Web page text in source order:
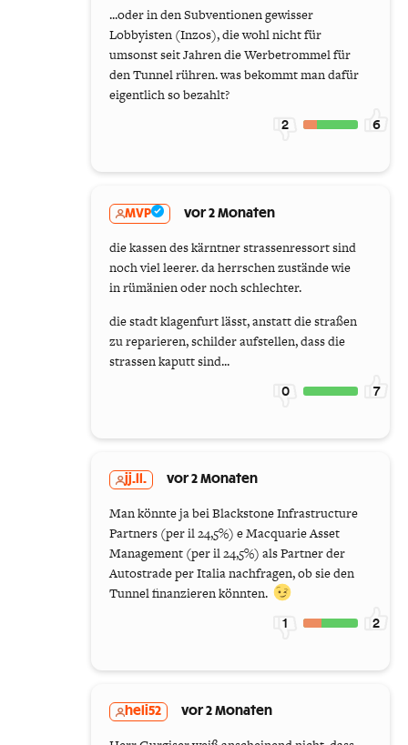
...oder in den Subventionen gewisser
Lobbyisten (Inzos), die wohl nicht für
umsonst seit Jahren die Werbetrommel für
den Tunnel rühren. was bekommt man dafür
eigentlich so bezahlt?
2 6
MVP vor 2 Monaten
die kassen des kärntner strassenressort sind
noch viel leerer. da herrschen zustände wie
in rümänien oder noch schlechter.
die stadt klagenfurt lässt, anstatt die straßen
zu reparieren, schilder aufstellen, dass die
strassen kaputt sind...
0 7
jj.ll. vor 2 Monaten
Man könnte ja bei Blackstone Infrastructure
Partners (per il 24,5%) e Macquarie Asset
Management (per il 24,5%) als Partner der
Autostrade per Italia nachfragen, ob sie den
Tunnel finanzieren könnten.
1 2
heli52 vor 2 Monaten